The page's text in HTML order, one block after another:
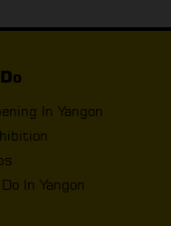
In Yangon
In Yangon